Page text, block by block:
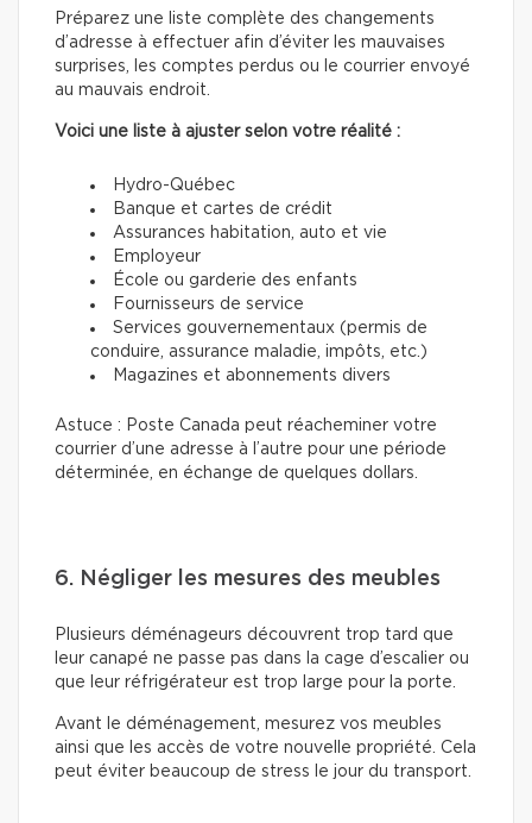
Préparez une liste complète des changements
d’adresse à effectuer afin d’éviter les mauvaises
surprises, les comptes perdus ou le courrier envoyé
au mauvais endroit.
Voici une liste à ajuster selon votre réalité :
Hydro-Québec
Banque et cartes de crédit
Assurances habitation, auto et vie
Employeur
École ou garderie des enfants
Fournisseurs de service
Services gouvernementaux (permis de
conduire, assurance maladie, impôts, etc.)
Magazines et abonnements divers
Astuce : Poste Canada peut réacheminer votre
courrier d’une adresse à l’autre pour une période
déterminée, en échange de quelques dollars.
6. Négliger les mesures des meubles
Plusieurs déménageurs découvrent trop tard que
leur canapé ne passe pas dans la cage d’escalier ou
que leur réfrigérateur est trop large pour la porte.
Avant le déménagement, mesurez vos meubles
ainsi que les accès de votre nouvelle propriété. Cela
peut éviter beaucoup de stress le jour du transport.